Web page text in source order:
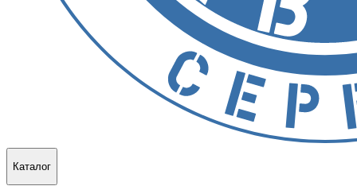
Каталог